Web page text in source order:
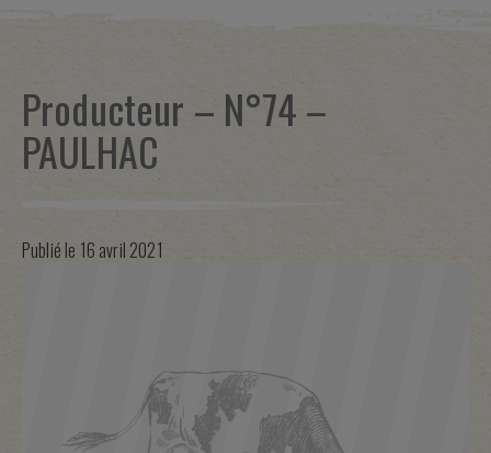
Producteur – N°74 –
PAULHAC
Publié le 16 avril 2021